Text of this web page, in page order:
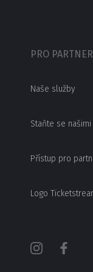
PRO
Naše služby
Staňte se
Přístup pro
Logo